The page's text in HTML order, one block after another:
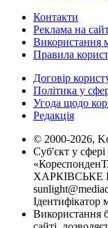
Контакти
Реклама на
Використання
Правила
Договір
Політика у
Угода щодо
Редакція
© 2000-2026,
Суб'єкт у
ХАРКІВСЬКЕ
Ідентифікатор
Використання